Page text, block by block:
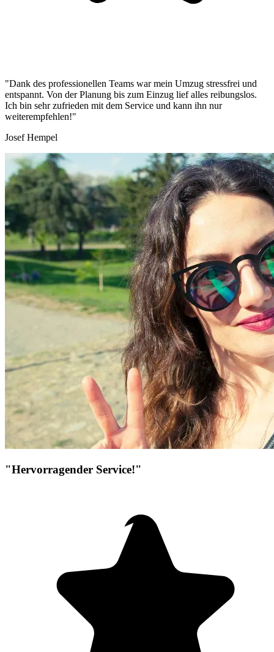
"Dank des professionellen Teams war mein Umzug stressfrei und
entspannt. Von der Planung bis zum Einzug lief alles reibungslos.
Ich bin sehr zufrieden mit dem Service und kann ihn nur
weiterempfehlen!"
Josef Hempel
"Hervorragender Service!"